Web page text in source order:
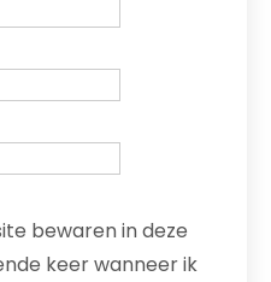
bewaren in deze
keer wanneer ik